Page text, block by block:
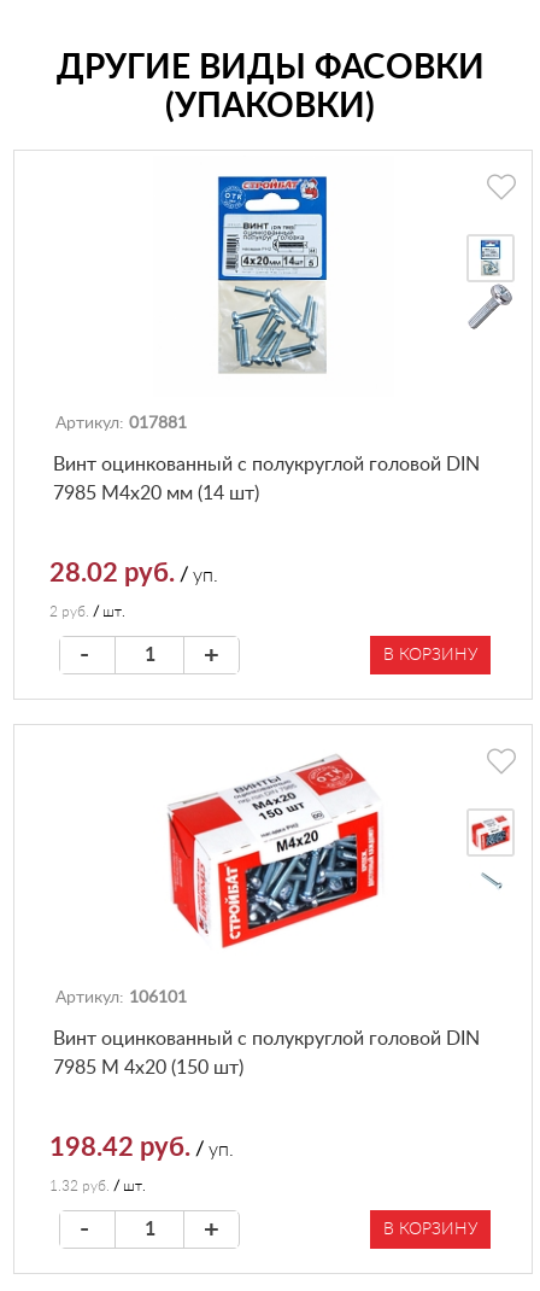
ДРУГИЕ ВИДЫ ФАСОВКИ
(УПАКОВКИ)
Артикул: 017881
Винт оцинкованный с полукруглой головой DIN
7985 М4х20 мм (14 шт)
28.02 руб. /уп.
2 руб. / шт.
- + В КОРЗИНУ
Артикул: 106101
Винт оцинкованный с полукруглой головой DIN
7985 М 4х20 (150 шт)
198.42 руб. /уп.
1.32 руб. / шт.
- + В КОРЗИНУ